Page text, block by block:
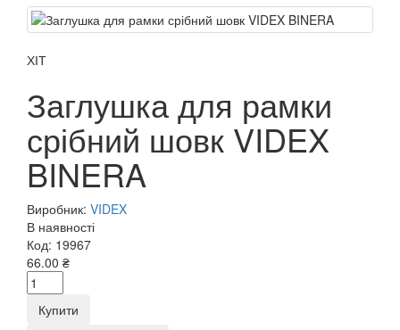
ХІТ
Заглушка для рамки
срібний шовк VIDEX
BINERA
Виробник: VIDEX
В наявності
Код: 19967
66.00 ₴
Купити